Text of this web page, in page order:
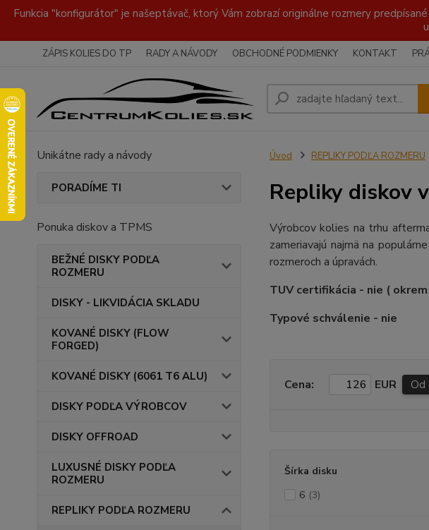
Funkcia "konfigurátor" je našeptávač, ktorý Vám zobrazí originálne rozmery
ZÁPIS KOLIES DO TP RADY A NÁVODY OBCHODNÉ PODMIENKY KONTAKT
Unikátne rady a návody
PORADÍME TI
Ponuka diskov a TPMS
BEŽNÉ DISKY PODĽA
ROZMERU
DISKY - LIKVIDÁCIA SKLADU
KOVANÉ DISKY (FLOW
FORGED)
KOVANÉ DISKY (6061 T6 ALU)
DISKY PODĽA VÝROBCOV
DISKY OFFROAD
LUXUSNÉ DISKY PODĽA
ROZMERU
REPLIKY PODĽA ROZMERU
Úvod REPLIKY PODĽA ROZMERU
Repliky diskov
Výrobcov kolies na trhu
zameriavajú najmä na
rozmeroch a úpravách.
TUV certifikácia - nie (
Typové schválenie - nie
Cena: EUR Od
Šírka disku
6 (3)